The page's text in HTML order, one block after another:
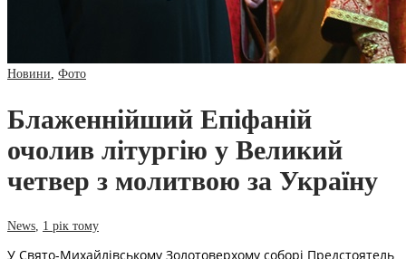
Новини Фото
Блаженнійший Епіфаній
очолив літургію у Великий
четвер з молитвою за Україну
News 1 рік тому
У Свято-Михайлівському Золотоверхому соборі Предстоятель